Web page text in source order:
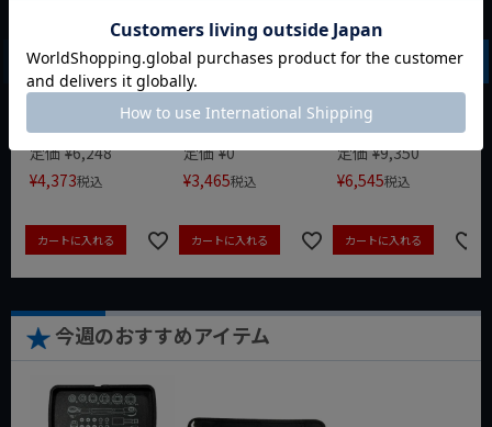
WIT マルチアングル
クィックツール CL-
917
夏セール
定価 ¥6,248
¥4,373税込
カートに入れる
WIT マグネットツー
ルマット ブラック
動画あり 夏セール
定価 ¥0
¥3,465税込
カートに入れる
クニペックス コブラ
クイックセット
8721-250 KNIPEX
動画あり
定価 ¥9,350
¥6,545税込
カートに入れる
今週のおすすめアイテム